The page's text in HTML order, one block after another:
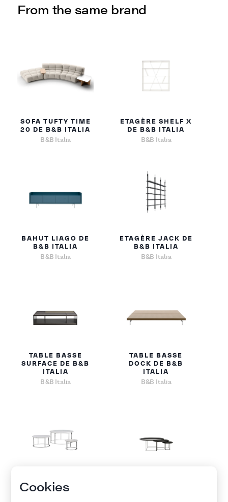
From the same brand
SOFA TUFTY TIME
20 DE B&B ITALIA
B&B Italia
ETAGÈRE SHELF X
DE B&B ITALIA
B&B Italia
BAHUT LIAGO DE
B&B ITALIA
B&B Italia
ETAGÈRE JACK DE
B&B ITALIA
B&B Italia
TABLE BASSE
SURFACE DE B&B
ITALIA
B&B Italia
TABLE BASSE
DOCK DE B&B
ITALIA
B&B Italia
TABLE BASSE
MERA DE B&B
Cookies